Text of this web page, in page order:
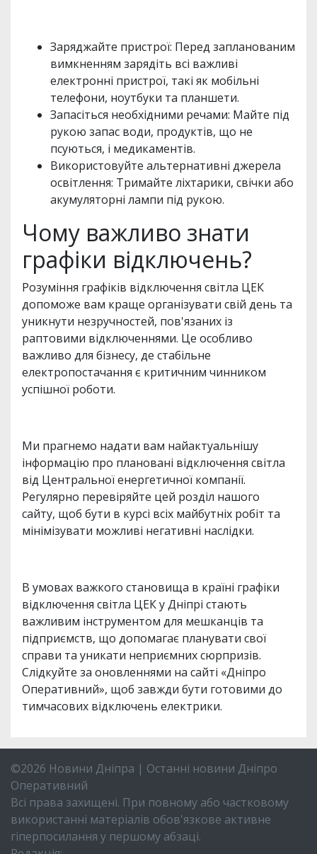
Заряджайте пристрої: Перед запланованим
вимкненням зарядіть всі важливі
електронні пристрої, такі як мобільні
телефони, ноутбуки та планшети.
Запасіться необхідними речами: Майте під
рукою запас води, продуктів, що не
псуються, і медикаментів.
Використовуйте альтернативні джерела
освітлення: Тримайте ліхтарики, свічки або
акумуляторні лампи під рукою.
Чому важливо знати
графіки відключень?
Розуміння графіків відключення світла ЦЕК
допоможе вам краще організувати свій день та
уникнути незручностей, пов'язаних із
раптовими відключеннями. Це особливо
важливо для бізнесу, де стабільне
електропостачання є критичним чинником
успішної роботи.
Ми прагнемо надати вам найактуальнішу
інформацію про плановані відключення світла
від Центральної енергетичної компанії.
Регулярно перевіряйте цей розділ нашого
сайту, щоб бути в курсі всіх майбутніх робіт та
мінімізувати можливі негативні наслідки.
В умовах важкого становища в країні графіки
відключення світла ЦЕК у Дніпрі стають
важливим інструментом для мешканців та
підприємств, що допомагає планувати свої
справи та уникати неприємних сюрпризів.
Слідкуйте за оновленнями на сайті «Дніпро
Оперативний», щоб завжди бути готовими до
тимчасових відключень електрики.
©2026 Новини Дніпра | Останні новини Дніпро
Оперативний
Всі права захищені. При повному або частковому
використанні матеріалів обов'язкове активне
гіперпосилання у першому абзаці.